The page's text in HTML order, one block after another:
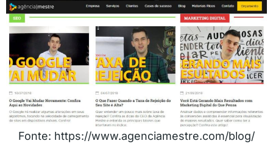
Fonte: https://www.agenciamestre.com/blog/